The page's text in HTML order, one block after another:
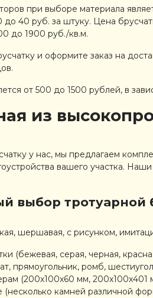
при выборе материала
до 40 руб. за штуку. Цена
до 1900 руб./кв.м.
и оформите заказ на
от 500 до 1500 рублей, в
из
у нас, мы предлагаем
вашего участка.
выбор тротуарной
шершавая, с рисунком,
(бежевая, серая, черная,
прямоугольник, ромб,
(200х100х60 мм, 200х100х401
(несколько камней различной